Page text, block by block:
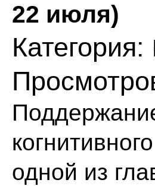
22 июля)
Категория:
одной из